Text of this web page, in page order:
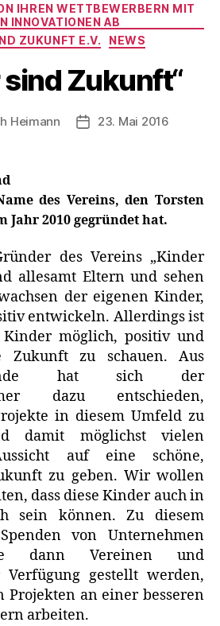
IHREN WETTBEWERBERN MIT
INNOVATIONEN AB
ZUKUNFT E.V.
NEWS
sind Zukunft“
Heimann Veröffentlichungsdatum
23. Mai 2016
des Vereins, den Torsten
Jahr 2010 gegründet hat.
des Vereins „Kinder
allesamt Eltern und sehen
der eigenen Kinder,
entwickeln. Allerdings ist
möglich, positiv und
zu schauen. Aus
hat sich der
dazu entschieden,
in diesem Umfeld zu
damit möglichst vielen
auf eine schöne,
zu geben. Wir wollen
dass diese Kinder auch in
sein können. Zu diesem
von Unternehmen
dann Vereinen und
gestellt werden,
an einer besseren
arbeiten.